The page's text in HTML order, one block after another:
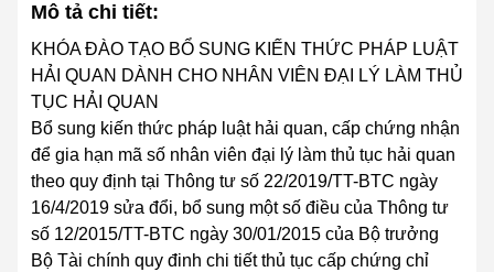
Mô tả chi tiết:
KHÓA ĐÀO TẠO BỔ SUNG KIẾN THỨC PHÁP LUẬT
HẢI QUAN DÀNH CHO NHÂN VIÊN ĐẠI LÝ LÀM THỦ
TỤC HẢI QUAN
Bổ sung kiến thức pháp luật hải quan, cấp chứng nhận
để gia hạn mã số nhân viên đại lý làm thủ tục hải quan
theo quy định tại Thông tư số 22/2019/TT-BTC ngày
16/4/2019 sửa đổi, bổ sung một số điều của Thông tư
số 12/2015/TT-BTC ngày 30/01/2015 của Bộ trưởng
Bộ Tài chính quy đinh chi tiết thủ tục cấp chứng chỉ